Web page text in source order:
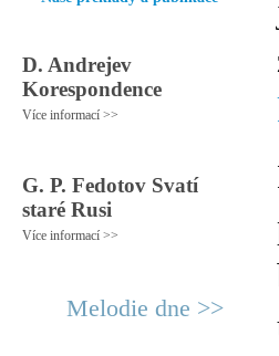
D. Andrejev
Korespondence
Více informací >>
G. P. Fedotov Svatí
staré Rusi
Více informací >>
Melodie dne >>